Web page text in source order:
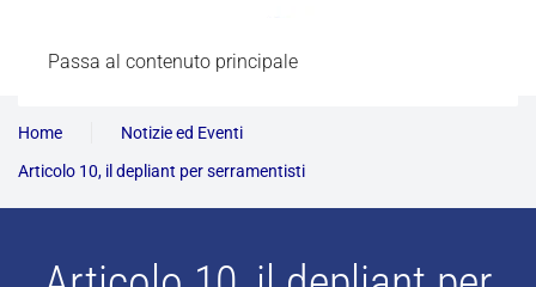
Passa al contenuto principale
Home
Notizie ed Eventi
Articolo 10, il depliant per serramentisti